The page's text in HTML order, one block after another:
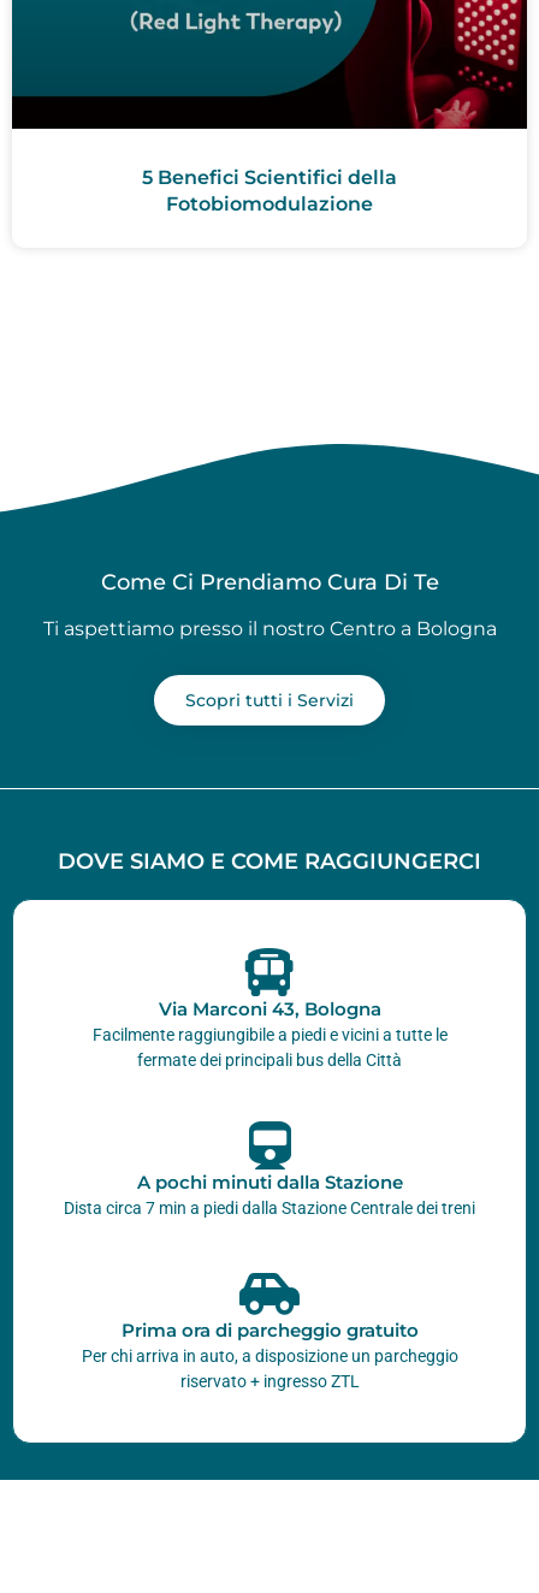
5 Benefici Scientifici della
Fotobiomodulazione
Come Ci Prendiamo Cura Di Te
Ti aspettiamo presso il nostro Centro a Bologna
Scopri tutti i Servizi
DOVE SIAMO E COME RAGGIUNGERCI
Via Marconi 43, Bologna
Facilmente raggiungibile a piedi e vicini a tutte le
fermate dei principali bus della Città
A pochi minuti dalla Stazione
Dista circa 7 min a piedi dalla Stazione Centrale dei treni
Prima ora di parcheggio gratuito
Per chi arriva in auto, a disposizione un parcheggio
riservato + ingresso ZTL